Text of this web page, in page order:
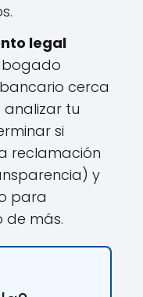
legal
cerca
tu
si
reclamación
y
para
más.